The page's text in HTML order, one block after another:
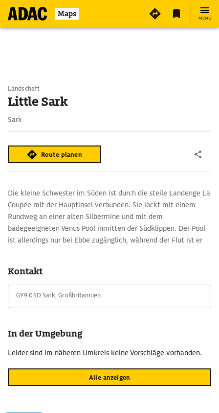
Maps MENÜ
Landschaft
Little Sark
Sark
Route planen
Die kleine Schwester im Süden ist durch die steile Landenge La
Coupée mit der Hauptinsel verbunden. Sie lockt mit einem
Rundweg an einer alten Silbermine und mit dem
badegeeigneten Venus Pool inmitten der Südklippen. Der Pool
ist allerdings nur bei Ebbe zugänglich, während der Flut ist er
Kontakt
GY9 0SD Sark, Großbritannien
In der Umgebung
Leider sind im näheren Umkreis keine Vorschläge vorhanden.
Alle anzeigen